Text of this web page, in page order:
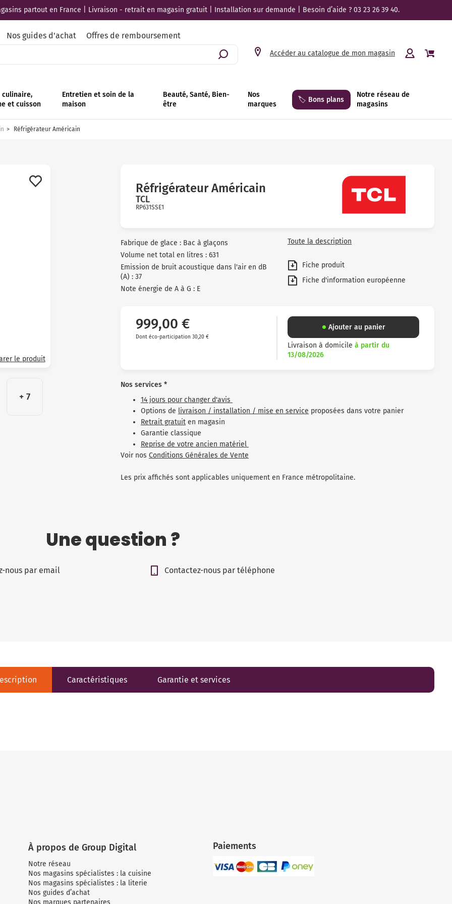
partout en France | Livraison - retrait en magasin gratuit | Installation sur demande | Besoin d’aide ? 03 23 26 39 40.
Nos guides d'achat Offres de remboursement
Accéder au catalogue de mon magasin
culinaire,
et cuisson
Entretien et soin de la
maison
Beauté, Santé, Bien-
être
Nos
marques
🏷️ Bons plans
Notre réseau de
magasins
Réfrigérateur Américain
+ 7
le produit
Réfrigérateur Américain
TCL
RP631SSE1
Fabrique de glace : Bac à glaçons
Volume net total en litres : 631
Emission de bruit acoustique dans l'air en dB
(A) : 37
Note énergie de A à G : E
Toute la description
Fiche produit
Fiche d'information européenne
999,00 €
Dont éco-participation 30,20 €
Ajouter au panier
Livraison à domicile à partir du
13/08/2026
Nos services *
14 jours pour changer d'avis
Options de livraison / installation / mise en service proposées dans votre panier
Retrait gratuit en magasin
Garantie classique
Reprise de votre ancien matériel
Voir nos Conditions Générales de Vente
Les prix affichés sont applicables uniquement en France métropolitaine.
Une question ?
nous par email Contactez-nous par téléphone
Caractéristiques Garantie et services
À propos de Group Digital
Notre réseau
Nos magasins spécialistes : la cuisine
Nos magasins spécialistes : la literie
Nos guides d’achat
Nos marques partenaires
Paiements